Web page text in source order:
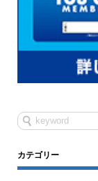
カテゴリー